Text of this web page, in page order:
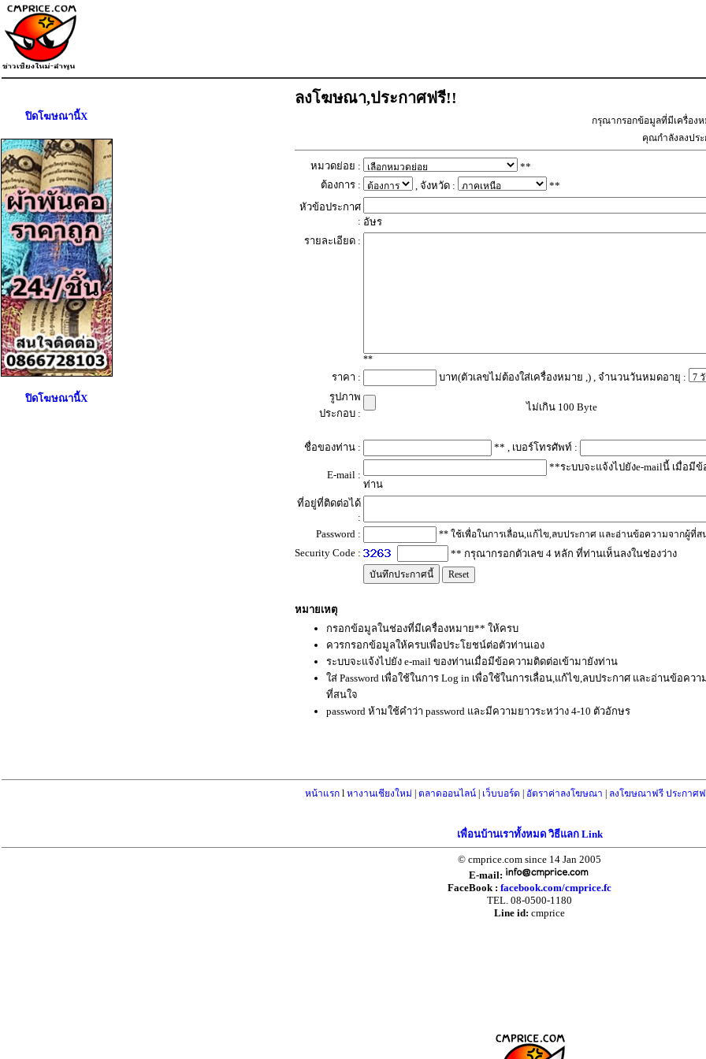
ลงโฆษณา,ประกาศฟรี!!
กรุณากรอกข้อมูลที่มีเครื่อง
คุณกำลังลงปร
หมวดย่อย :
**
ต้องการ :
, จังหวัด :
**
หัวข้อประกาศ
: อัษร
รายละเอียด :
**
ราคา :
บาท(ตัวเลขไม่ต้องใส่เครื่องหมาย ,) , จำนวนวันหมดอายุ :
รูปภาพ
ประกอบ :
ไม่เกิน 100 Byte
ชื่อของท่าน : ** , เบอร์โทรศัพท์ :
E-mail :
**ระบบจะแจ้งไปยังe-mailนี้ เมื่อมี
ท่าน
ที่อยู่ที่ติดต่อได้
:
Password :
** ใช้เพื่อในการเลื่อน,แก้ไข,ลบประกาศ และอ่านข้อความจากผู้ที่ส
Security Code : ** กรุณากรอกตัวเลข 4 หลัก ที่ท่านเห็นลงในช่องว่าง
หมายเหตุ
กรอกข้อมูลในช่องที่มีเครื่องหมาย** ให้ครบ
ควรกรอกข้อมูลให้ครบเพื่อประโยชน์ต่อตัวท่านเอง
ระบบจะแจ้งไปยัง e-mail ของท่านเมื่อมีข้อความติดต่อเข้ามายังท่าน
ใส่ Password เพื่อใช้ในการ Log in เพื่อใช้ในการเลื่อน,แก้ไข,ลบประกาศ และอ่านข้อคว
ที่สนใจ
password ห้ามใช้คำว่า password และมีความยาวระหว่าง 4-10 ตัวอักษร
ปิดโฆษณานี้X
ปิดโฆษณานี้X
หน้าแรกl หางานเชียงใหม่ | ตลาดออนไลน์| เว็บบอร์ด | อัตราค่าลงโฆษณา | ลงโฆษณาฟรี ประกาศ
เพื่อนบ้านเราทั้งหมด วิธีแลก Link
© cmprice.com since 14 Jan 2005
E-mail:
FaceBook : facebook.com/cmprice.fc
TEL. 08-0500-1180
Line id: cmprice